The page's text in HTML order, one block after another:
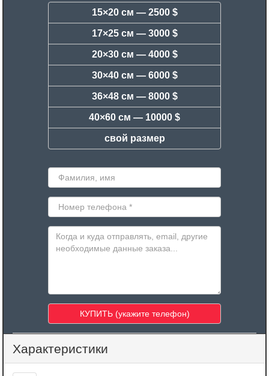
15×20 см — 2500 $
17×25 см — 3000 $
20×30 см — 4000 $
30×40 см — 6000 $
36×48 см — 8000 $
40×60 см — 10000 $
свой размер
Характеристики